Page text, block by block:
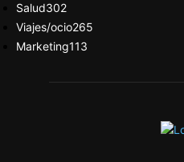
Salud302
Viajes/ocio265
Marketing113